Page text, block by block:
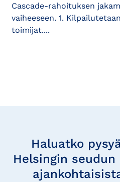
Cascade-rahoituksen
vaiheeseen. 1.
toimijat....
Haluatko
Helsingin